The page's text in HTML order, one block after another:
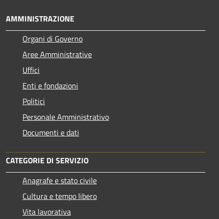
AMMINISTRAZIONE
Organi di Governo
Aree Amministrative
Uffici
Enti e fondazioni
Politici
Personale Amministrativo
Documenti e dati
CATEGORIE DI SERVIZIO
Anagrafe e stato civile
Cultura e tempo libero
Vita lavorativa